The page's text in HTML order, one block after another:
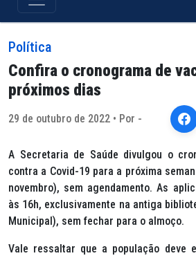
Política
Confira o cronograma de
próximos dias
29 de outubro de 2022 • Por -
A Secretaria de Saúde divulgou o
contra a Covid-19 para a próxima
novembro), sem agendamento. As
às 16h, exclusivamente na antiga
Municipal), sem fechar para o almoço.
Vale ressaltar que a população deve